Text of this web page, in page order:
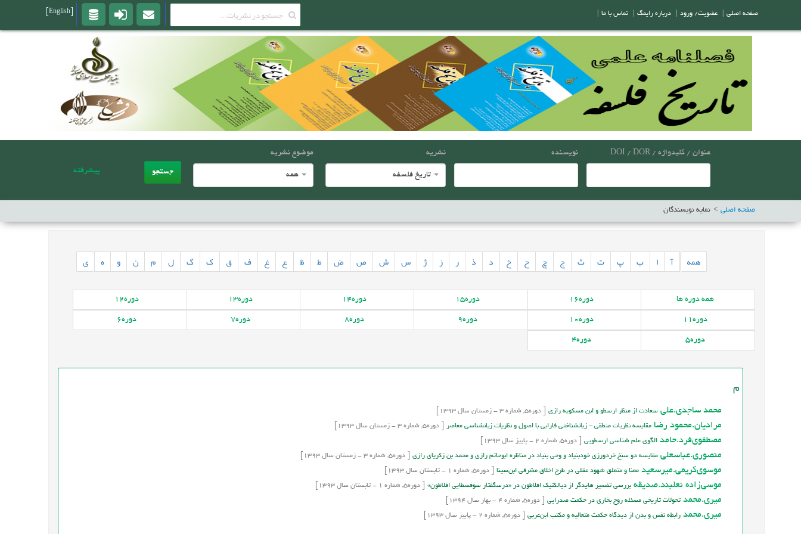
عنوان / کلیدواژه / DOI / DOR نویسنده نشریه
تاریخ فلسفه
موضوع نشریه
همه جستجو پیشرفته
صفحه اصلی نمایه نویسندگان
همه آ ا ب پ ت ث ج چ ح خ د ذ ر ز ژ س ش ص ض ط ظ ع غ ف ق ک گ ل م ن و ه ی
همه دوره ها دوره16 دوره15 دوره14 دوره13 دوره12
دوره 11 دوره10 دوره9 دوره8 دوره7 دوره6
دوره5 دوره4
م
محمد ساجدی.علی سعادت از منظر ارسطو و ابن مسكويه رازي دوره5, شماره - زمستان سال
مراديان.محمود رضا مقايسه نظريات منطقي – زبانشناختي فارابي با اصول و نظريات زبانشناسي معاصر دوره5, شماره - زمستان سال
مصطفوي‌فرد.حامد الگوي علم شناسي ارسطويي دوره5, شماره - پاییز سال
منصوری.عباسعلی مقايسه دو سنخ خردورزي خودبنياد و وحي بنياد در مناظره ابوحاتم رازي و محمد بن زکرياي رازي دوره5, شماره - زمستان سال
موسوي‌كريمي.ميرسعيد معنا و متعلق شهود عقلي در طرح اخلاق مشرقي ابن‌سينا دوره5, شماره - تابستان سال
موسي‌زاده نعلبند.صديقه بررسي تفسير هايدگر از ديالكتيك افلاطون در «درسگفتار سوفسطايي افلاطون» دوره5, شماره - تابستان سال
ميري.محمد تحولات تاريخي مسئله روح بخاري در حکمت صدرايي دوره5, شماره - بهار سال
ميري.محمد رابطه نفس و بدن از ديدگاه حكمت متعاليه و مكتب ابن‌عربي دوره5, شماره - پاییز سال
صفحه اصلی عضویت/ ورود درباره رایمگ تماس با ما